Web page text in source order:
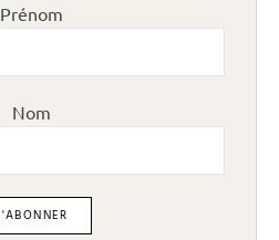
Prénom
Nom